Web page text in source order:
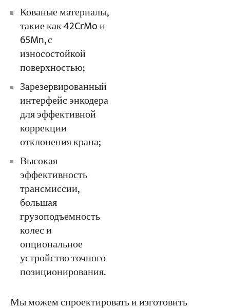
Кованые материалы,
такие как 42CrMo и
65Mn, с
износостойкой
поверхностью;
Зарезервированный
интерфейс энкодера
для эффективной
коррекции
отклонения крана;
Высокая
эффективность
трансмиссии,
большая
грузоподъемность
колес и
опциональное
устройство точного
позиционирования.
Мы можем спроектировать и изготовить